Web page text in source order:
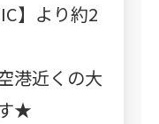
】より約2
港近くの大
★